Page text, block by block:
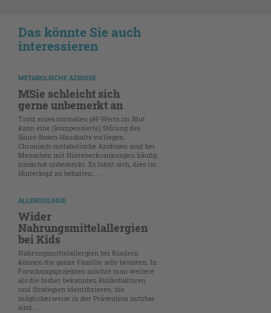
Das könnte Sie auch
interessieren
METABOLISCHE AZIDOSE
MSie schleicht sich
gerne unbemerkt an
Trotz eines normalen pH-Werts im Blut
kann eine (kompensierte) Störung des
Säure-Basen-Haushalts vorliegen.
Chronisch-metabolische Azidosen sind bei
Menschen mit Nierenerkrankungen häufig
zunächst unbemerkt. Es lohnt sich, dies im
Hinterkopf zu behalten, ...
ALLERGOLOGIE
Wider
Nahrungsmittelallergien
bei Kids
Nahrungsmittelallergien bei Kindern
können die ganze Familie sehr belasten. In
Forschungsprojekten möchte man weitere
als die bisher bekannten Risikofaktoren
und Strategien identifizieren, die
möglicherweise in der Prävention nutzbar
sind. ...